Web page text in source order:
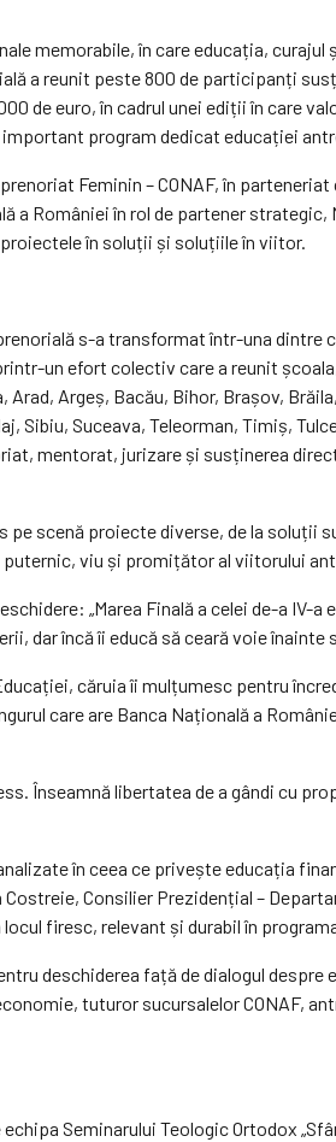
memorabile, în care educația,
a reunit peste 800 de participanți
de euro, în cadrul unei ediții în care
program dedicat educației
Feminin – CONAF, în
a României în rol de partener
în soluții și soluțiile în viitor.
s-a transformat într-una
un efort colectiv care a reunit
Arad, Argeș, Bacău, Bihor, Brașov,
Sibiu, Suceava, Teleorman, Timiș,
mentorat, jurizare și susținerea
scenă proiecte diverse, de la
viu și promițător al viitorului
„Marea Finală a celei de-a
dar încă îi educă să ceară voie înainte
căruia îi mulțumesc pentru
care are Banca Națională a
Înseamnă libertatea de a gândi cu
în ceea ce privește educația
Consilier Prezidențial –
firesc, relevant și durabil în
deschiderea față de dialogul
tuturor sucursalelor CONAF,
Seminarului Teologic Ortodox